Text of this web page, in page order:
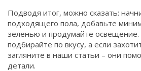
Подводя итог, можно сказать:
подходящего пола, добавьте
зеленью и продумайте
подбирайте по вкусу, а если
загляните в наши статьи – они
детали.